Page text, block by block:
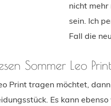
nicht
sein. Ich
Fall die
Sommer Leo
Print tragen möchtet,
Es kann